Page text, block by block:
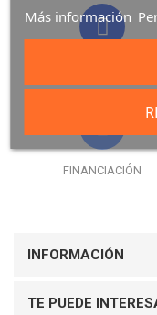
FINANCIACIÓN
INFORMACIÓN
TE PUEDE
Más información